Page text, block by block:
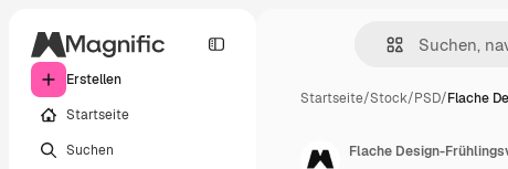
Erstellen
Startseite
Suchen
Startseite/Stock/PSD/Flache
Flache Design-